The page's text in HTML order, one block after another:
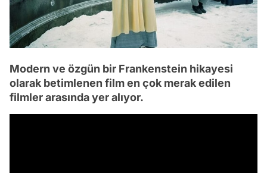
Modern ve özgün bir Frankenstein hikayesi
olarak betimlenen film en çok merak edilen
filmler arasında yer alıyor.